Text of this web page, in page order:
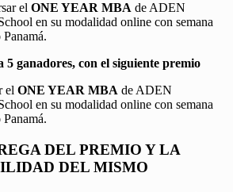
el ONE YEAR MBA de ADEN
en su modalidad online con semana
5 ganadores, con el siguiente premio
el ONE YEAR MBA de ADEN
en su modalidad online con semana
DEL PREMIO Y LA
DEL MISMO